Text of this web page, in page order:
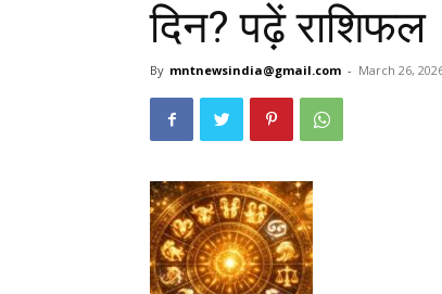
दिन? पढ़ें राशिफल
By mntnewsindia@gmail.com - March 26,